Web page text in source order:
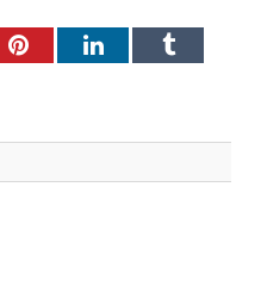
PinterestLinkedInTumblr